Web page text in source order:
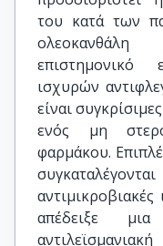
του κατά των
ολεοκανθάλη
επιστημονικό
ισχυρών
είναι
ενός μη
φαρμάκου.
απέδειξε